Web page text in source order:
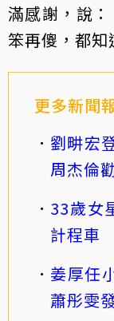
滿感謝，說
笨再傻，都知
更多新聞
劉畊宏
周杰倫
33歲女
計程車
姜厚任
蕭彤雯